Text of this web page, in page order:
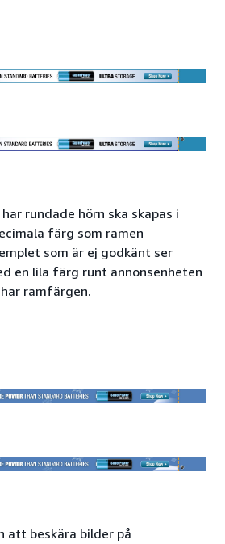
rundade hörn ska skapas i
färg som ramen
som är ej godkänt ser
en lila färg runt annonsenheten
ramfärgen.
att beskära bilder på